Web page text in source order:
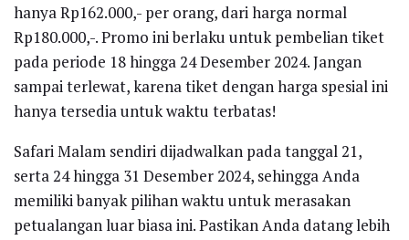
hanya Rp162.000,- per orang, dari harga normal
Rp180.000,-. Promo ini berlaku untuk pembelian tiket
pada periode 18 hingga 24 Desember 2024. Jangan
sampai terlewat, karena tiket dengan harga spesial ini
hanya tersedia untuk waktu terbatas!
Safari Malam sendiri dijadwalkan pada tanggal 21,
serta 24 hingga 31 Desember 2024, sehingga Anda
memiliki banyak pilihan waktu untuk merasakan
petualangan luar biasa ini. Pastikan Anda datang lebih